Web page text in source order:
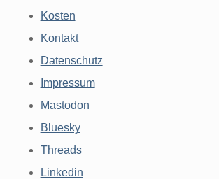
Kosten
Kontakt
Datenschutz
Impressum
Mastodon
Bluesky
Threads
Linkedin